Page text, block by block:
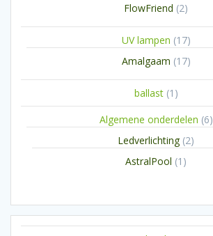
FlowFriend 22
UV lampen 1717
Amalgaam 1717
ballast 1 1
product
Algemene onderdelen 66
Ledverlichting 22
AstralPool 1 1